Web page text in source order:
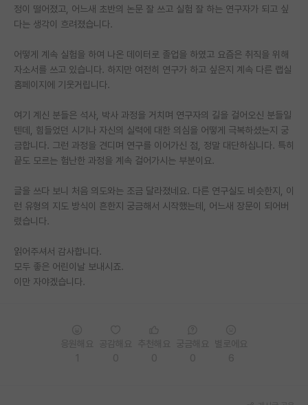
정이 떨어졌고, 어느새 초반의 논문 잘 쓰고 실험 잘 하는 연구자가 되고 싶
다는 생각이 흐려졌습니다.
어떻게 계속 실험을 하여 나온 데이터로 졸업을 하였고 요즘은 취직을 위해
자소서를 쓰고 있습니다. 하지만 여전히 연구가 하고 싶은지 계속 다른 랩실
홈페이지에 기웃거립니다.
여기 계신 분들은 석사, 박사 과정을 거치며 연구자의 길을 걸어오신 분들일
텐데, 힘들었던 시기나 자신의 실력에 대한 의심을 어떻게 극복하셨는지 궁
금합니다. 그런 과정을 견디며 연구를 이어가신 점, 정말 대단하십니다. 특히
끝도 모르는 험난한 과정을 계속 걸어가시는 부분이요.
글을 쓰다 보니 처음 의도와는 조금 달라졌네요. 다른 연구실도 비슷한지, 이
런 유형의 지도 방식이 흔한지 궁금해서 시작했는데, 어느새 장문이 되어버
렸습니다.
읽어주셔서 감사합니다.
모두 좋은 어린이날 보내시죠.
이만 자야겠습니다.